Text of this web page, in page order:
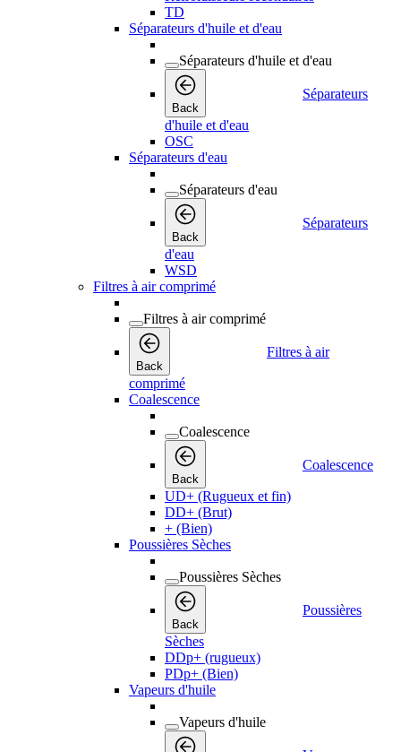
TD
Séparateurs d'huile et d'eau
Séparateurs d'huile et d'eau
Back
Séparateurs
d'huile et d'eau
OSC
Séparateurs d'eau
Séparateurs d'eau
Back
Séparateurs
d'eau
WSD
Filtres à air comprimé
Filtres à air comprimé
Back
Filtres à air
comprimé
Coalescence
Coalescence
Back
Coalescence
UD+ (Rugueux et fin)
DD+ (Brut)
+ (Bien)
Poussières Sèches
Poussières Sèches
Back
Poussières
Sèches
DDp+ (rugueux)
PDp+ (Bien)
Vapeurs d'huile
Vapeurs d'huile